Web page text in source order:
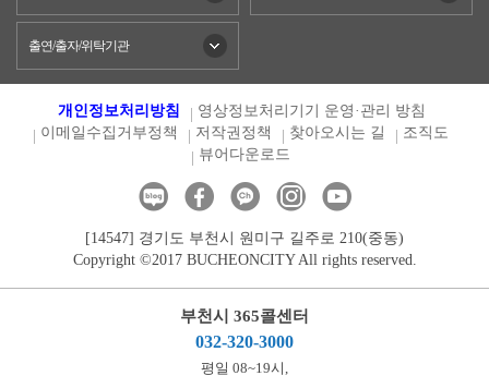
출연/출자/위탁기관
개인정보처리방침
영상정보처리기기 운영·관리 방침
이메일수집거부정책
저작권정책 찾아오시는 길
조직도
뷰어다운로드
[14547] 경기도 부천시 원미구 길주로 210(중동)
Copyright ©2017 BUCHEONCITY All rights reserved.
부천시 365콜센터
032-320-3000
평일 08~19시,